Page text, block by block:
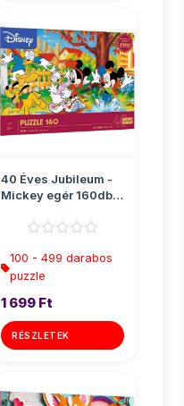
40 Éves Jubileum -
Mickey egér 160db-
100 - 499 darabos
puzzle
1 699 Ft
RÉSZLETEK